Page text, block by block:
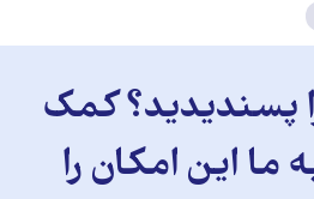
پسندیدید؟ کمک
ما این امکان را